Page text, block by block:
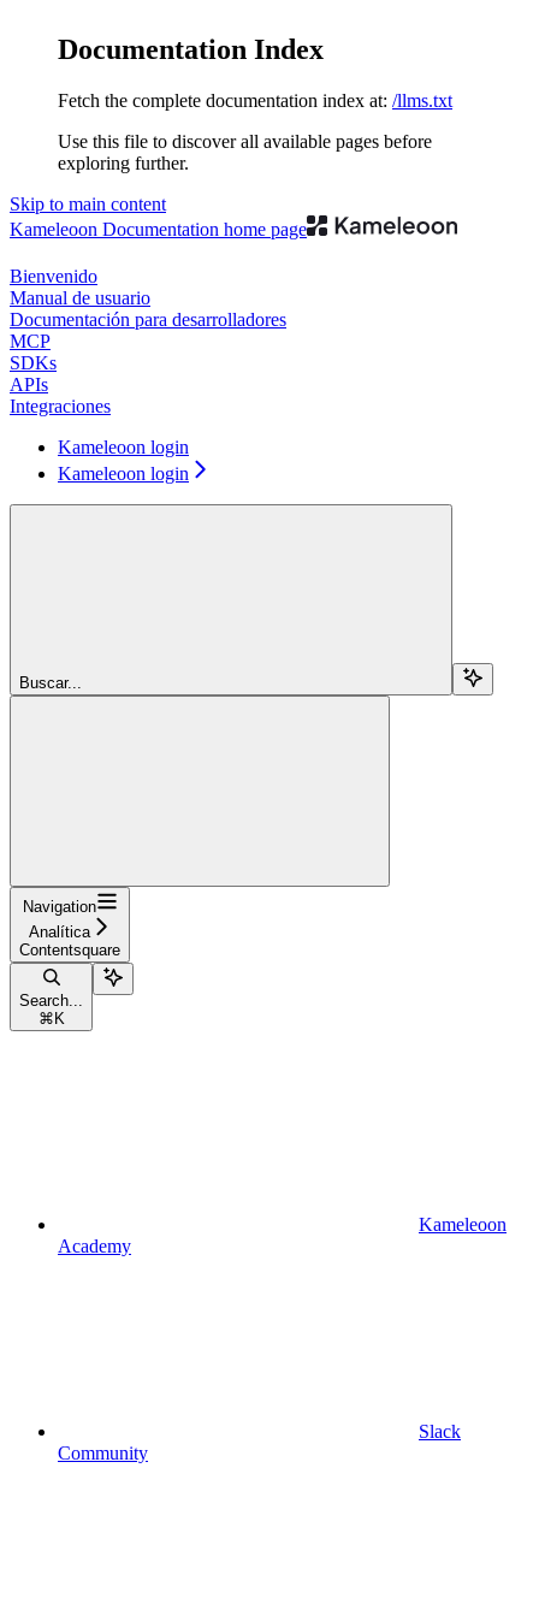
Documentation Index
Fetch the complete documentation index at: /llms.txt
Use this file to discover all available pages before
exploring further.
Skip to main content
Kameleoon Documentation home page
Bienvenido
Manual de usuario
Documentación para desarrolladores
MCP
SDKs
APIs
Integraciones
Kameleoon login
Kameleoon login
Buscar...
Navigation
Analítica
Contentsquare
Search...
⌘ K
Kameleoon
Academy
Slack
Community